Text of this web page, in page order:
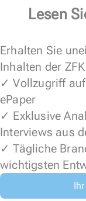
Lesen
Erhalten Sie
Inhalten der
✓ Vollzugriff
ePaper
✓ Exklusive
Interviews aus
✓ Tägliche
wichtigsten